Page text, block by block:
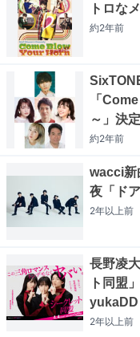
トロな
約2年前
「
～」決定
約2年前
wacci新
夜「ド
2年以上前
長野凌
ト同盟
yukaDD
2年以上前